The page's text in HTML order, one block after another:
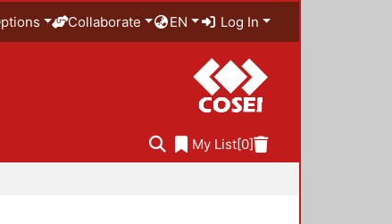
Collaborate EN Log In
My List[0]